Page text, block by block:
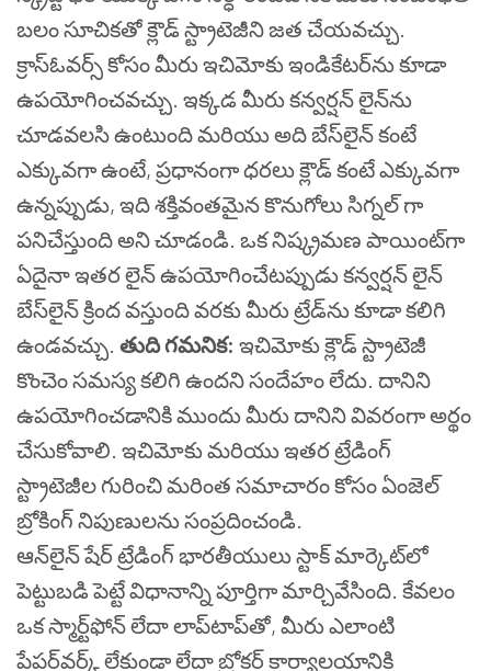
బలం సూచికతో క్లౌడ్ స్ట్రాటెజీని జత చేయవచ్చు.
క్రాస్ఓవర్స్ కోసం మీరు ఇచిమోకు ఇండికేటర్‌ను కూడా
ఉపయోగించవచ్చు. ఇక్కడ మీరు కన్వర్షన్ లైన్‌ను
చూడవలసి ఉంటుంది మరియు అది బేస్‌లైన్ కంటే
ఎక్కువగా ఉంటే, ప్రధానంగా ధరలు క్లౌడ్ కంటే ఎక్కువగా
ఉన్నప్పుడు, ఇది శక్తివంతమైన కొనుగోలు సిగ్నల్ గా
పనిచేస్తుంది అని చూడండి. ఒక నిష్క్రమణ పాయింట్‌గా
ఏదైనా ఇతర లైన్ ఉపయోగించేటప్పుడు కన్వర్షన్ లైన్
బేస్‌లైన్ క్రింద వస్తుంది వరకు మీరు ట్రేడ్‌ను కూడా కలిగి
ఉండవచ్చు. తుది గమనిక: ఇచిమోకు క్లౌడ్ స్ట్రాటెజీ
కొంచెం సమస్య కలిగి ఉందని సందేహం లేదు. దానిని
ఉపయోగించడానికి ముందు మీరు దానిని వివరంగా అర్థం
చేసుకోవాలి. ఇచిమోకు మరియు ఇతర ట్రేడింగ్
స్ట్రాటెజీల గురించి మరింత సమాచారం కోసం ఏంజెల్
బ్రోకింగ్ నిపుణులను సంప్రదించండి.
ఆన్‌లైన్ షేర్ ట్రేడింగ్ భారతీయులు స్టాక్ మార్కెట్‌లో
పెట్టుబడి పెట్టే విధానాన్ని పూర్తిగా మార్చివేసింది. కేవలం
ఒక స్మార్ట్‌ఫోన్ లేదా లాప్‌టాప్‌తో, మీరు ఎలాంటి
పేపర్‌వర్క్ లేకుండా లేదా బ్రోకర్ కార్యాలయానికి